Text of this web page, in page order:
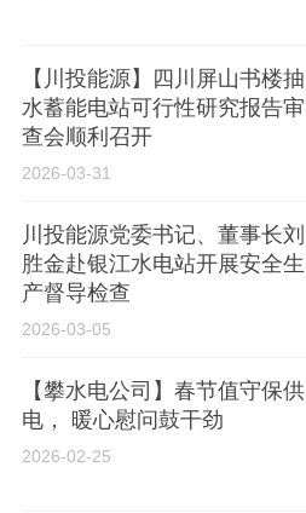
【川投能源】四川屏山书楼抽
水蓄能电站可行性研究报告审
查会顺利召开
2026-03-31
川投能源党委书记、董事长刘
胜金赴银江水电站开展安全生
产督导检查
2026-03-05
【攀水电公司】春节值守保供
电， 暖心慰问鼓干劲
2026-02-25